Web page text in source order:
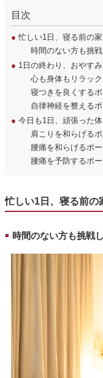
目次
● 忙しい1日、寝る前の
時間のない方も挑
● 1日の終わり、おやす
心も身体もリラッ
寝つきを良くする
自律神経を整える
● 今日も1日、頑張った
肩こりを和らげる
腰痛を和らげるポ
腰痛を予防するポ
忙しい1日、寝る前の
■ 時間のない方も挑戦